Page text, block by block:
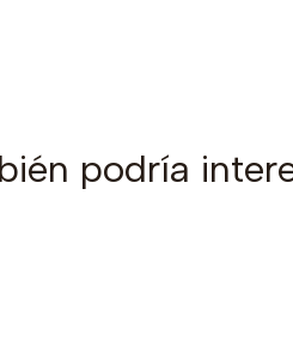
podría